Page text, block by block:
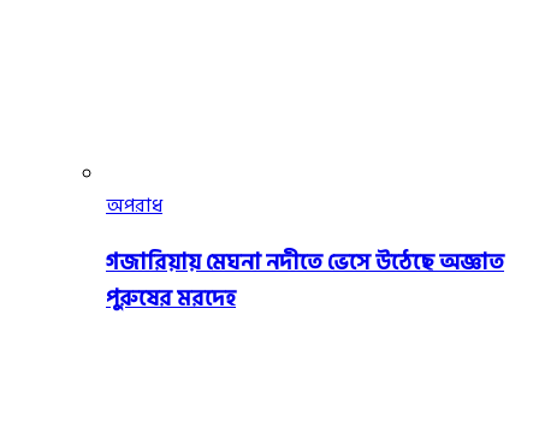
অপরাধ
গজারিয়ায় মেঘনা নদীতে ভেসে উঠেছে অজ্ঞাত
পুরুষের মরদেহ